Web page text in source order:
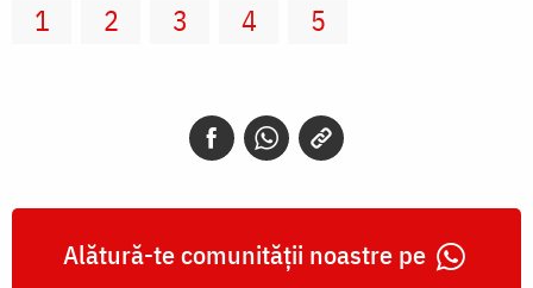
1 2 3 4 5
Alătură-te comunității noastre pe